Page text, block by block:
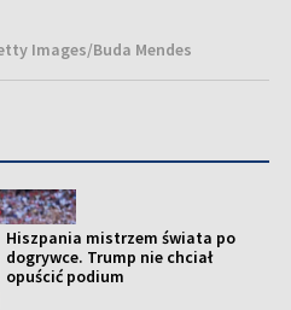
Images/Buda Mendes
Hiszpania mistrzem świata po
dogrywce. Trump nie chciał
opuścić podium